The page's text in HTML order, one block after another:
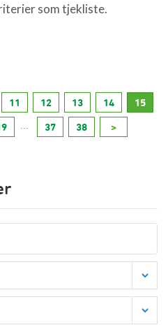
som tjekliste.
11 12 13 14 15
37 38 >